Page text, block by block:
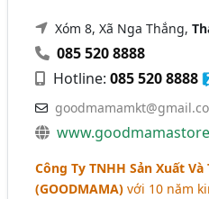
Xóm 8, Xã Nga Thắng,
085 520 8888
Hotline:085 520 8888
Công Ty TNHH Sản Xuất
(GOODMAMA) với 10 năm